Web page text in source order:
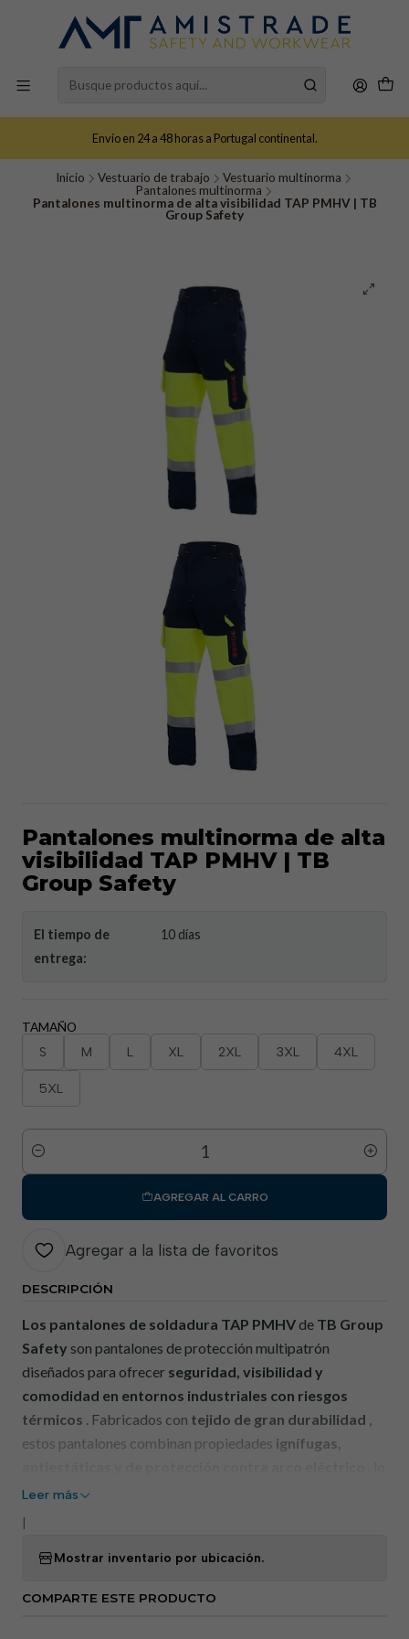
Envío en 24 a 48 horas a Portugal continental.
Inicio Vestuario de trabajo
Vestuario multinorma
Pantalones multinorma
Pantalones multinorma de alta visibilidad TAP PMHV | TB
Group Safety
Pantalones multinorma de alta
visibilidad TAP PMHV | TB
Group Safety
El tiempo de
entrega:
10 días
TAMAÑO
S M L XL 2XL 3XL 4XL
5XL
Cantidad
AGREGAR AL CARRO
Agregar a la lista de favoritos
DESCRIPCIÓN
Los pantalones de soldadura TAP PMHV de TB Group
Safety son pantalones de protección multipatrón
diseñados para ofrecer seguridad, visibilidad y
comodidad en entornos industriales con riesgos
térmicos . Fabricados con tejido de gran durabilidad
estos pantalones combinan propiedades ignífugas,
que los hace ideales para trabajos de soldadura y procesos
industriales similares. La presencia de
trabajador en entornos de trabajo exigentes.
—
Leer más
|
Mostrar inventario por ubicación.
COMPARTE ESTE PRODUCTO